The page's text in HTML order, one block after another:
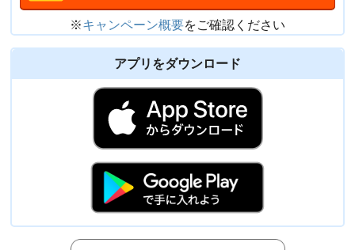
※キャンペーン概要をご確認ください
アプリをダウンロード